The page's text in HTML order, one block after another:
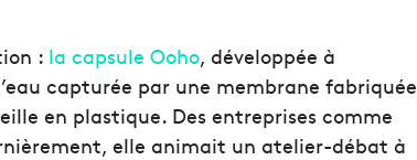
: la capsule Ooho, développée à
capturée par une membrane fabriquée
en plastique. Des entreprises comme
elle animait un atelier-débat à